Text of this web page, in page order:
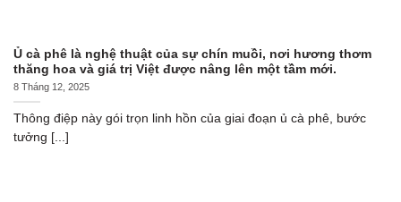
Ủ cà phê là nghệ thuật của sự chín muồi, nơi hương thơm
thăng hoa và giá trị Việt được nâng lên một tầm mới.
8 Tháng 12, 2025
Thông điệp này gói trọn linh hồn của giai đoạn ủ cà phê, bước
tưởng [...]